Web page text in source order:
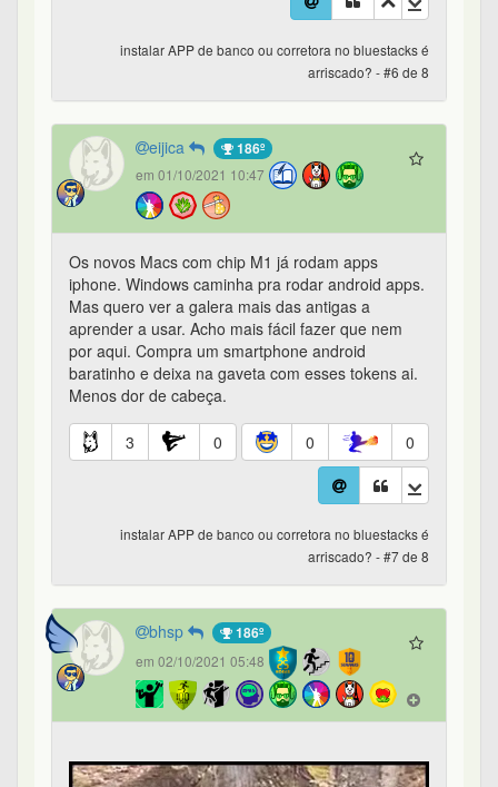
instalar APP de banco ou corretora no bluestacks é
arriscado? - #6 de 8
eijica 186º
em 01/10/2021 10:47
Os novos Macs com chip M1 já rodam apps
iphone. Windows caminha pra rodar android apps.
Mas quero ver a galera mais das antigas a
aprender a usar. Acho mais fácil fazer que nem
por aqui. Compra um smartphone android
baratinho e deixa na gaveta com esses tokens ai.
Menos dor de cabeça.
3 0 0 0
instalar APP de banco ou corretora no bluestacks é
arriscado? - #7 de 8
bhsp 186º
em 02/10/2021 05:48